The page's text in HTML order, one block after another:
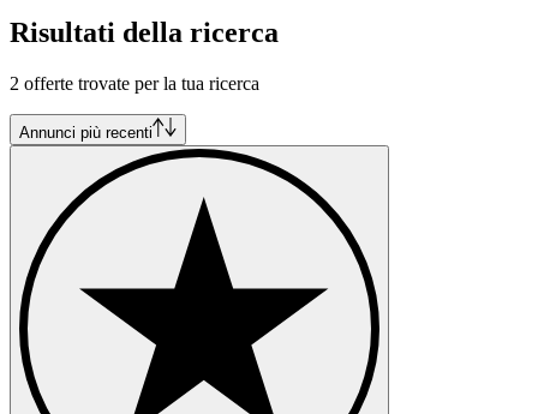
Modelli di Volkswagen
Volkswagen 181 Pescaccia
Volkswagen Beetle
Volkswagen Buggy
Volkswagen Corrado
Volkswagen Karmann Ghia
Volkswagen Maggiolino
Volkswagen New Beetle
Volkswagen Passat
Volkswagen Phaeton
Volkswagen Polo
Volkswagen Tipo 3
Volkswagen Transporter
Risultati della ricerca
2 offerte trovate per la tua ricerca
Annunci più recenti